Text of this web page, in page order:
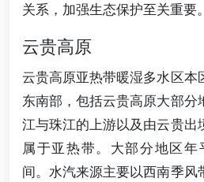
关系，加强生态保护至关重要。
云贵高原
云贵高原亚热带暖湿多水区本
东南部，包括云贵高原大部分
江与珠江的上游以及由云贵出
属于亚热带。大部分地区年
间。水汽来源主要以西南季风